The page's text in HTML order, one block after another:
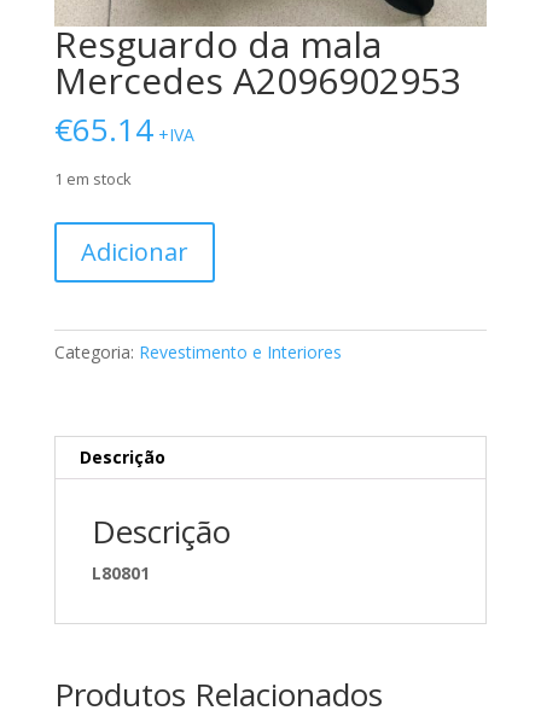
Resguardo da mala
Mercedes A2096902953
€65.14 +IVA
1 em stock
Resguardo
mala
Adicionar
Categoria: Revestimento e Interiores
Descrição
Descrição
L80801
Produtos Relacionados